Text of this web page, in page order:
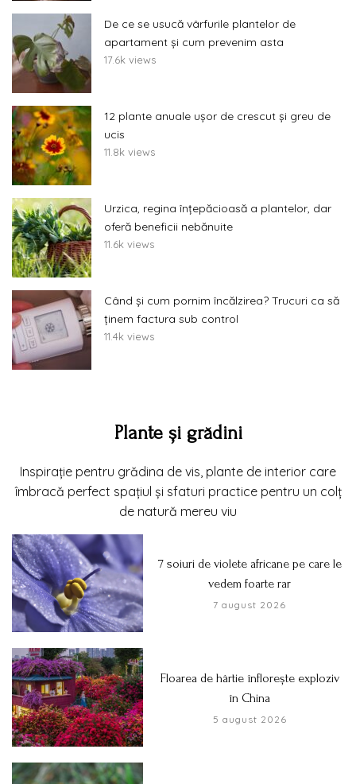
De ce se usucă vârfurile plantelor de
apartament și cum prevenim asta
17.6k views
12 plante anuale ușor de crescut și greu de
ucis
11.8k views
Urzica, regina înțepăcioasă a plantelor, dar
oferă beneficii nebănuite
11.6k views
Când și cum pornim încălzirea? Trucuri ca să
ținem factura sub control
11.4k views
Plante și grădini
Inspirație pentru grădina de vis, plante de interior care
îmbracă perfect spațiul și sfaturi practice pentru un colț
de natură mereu viu
7 soiuri de violete africane pe care le
vedem foarte rar
7 august 2026
Floarea de hârtie înflorește exploziv
în China
5 august 2026